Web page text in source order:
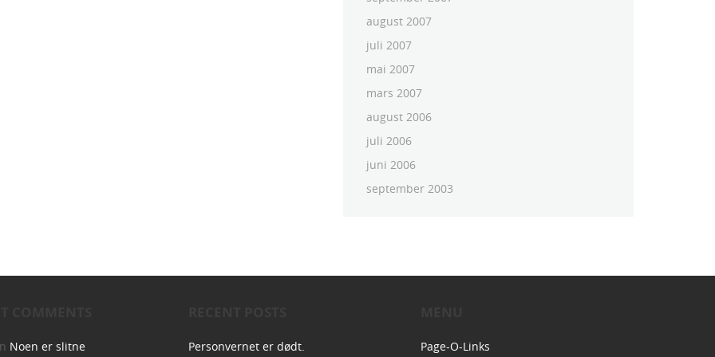
august 2007
juli 2007
mai 2007
mars 2007
august 2006
juli 2006
juni 2006
september 2003
Noen er slitne Personvernet er dødt. Page-O-Links